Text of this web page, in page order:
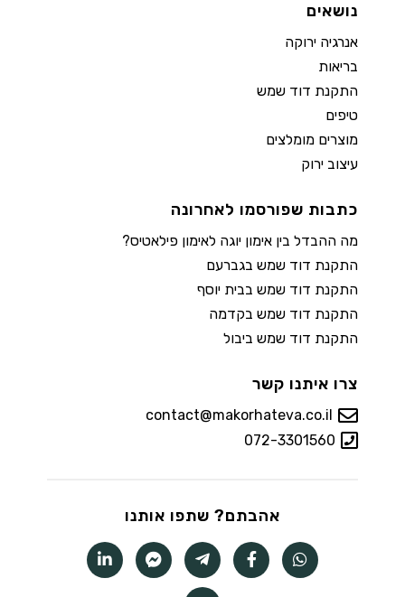
נושאים
אנרגיה ירוקה
בריאות
התקנת דוד שמש
טיפים
מוצרים מומלצים
עיצוב ירוק
כתבות שפורסמו לאחרונה
מה ההבדל בין אימון יוגה לאימון פילאטיס?
התקנת דוד שמש בגברעם
התקנת דוד שמש בבית יוסף
התקנת דוד שמש בקדמה
התקנת דוד שמש ביבול
צרו איתנו קשר
contact@makorhateva.co.il
072-3301560
אהבתם? שתפו אותנו